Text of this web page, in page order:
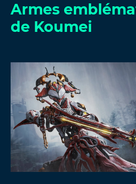
Armes
de Koumei